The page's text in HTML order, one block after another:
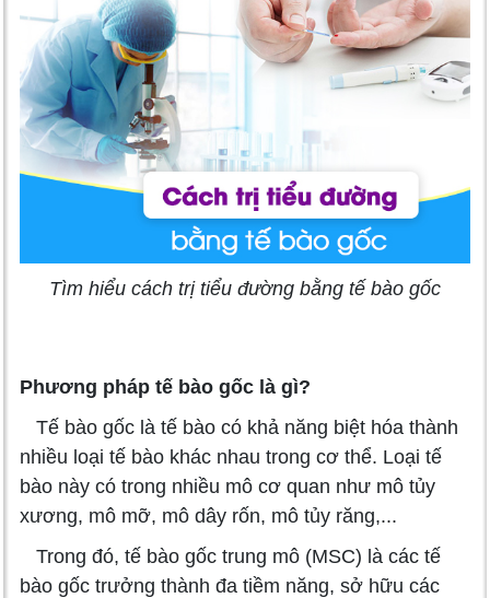
Tìm hiểu cách trị tiểu đường bằng tế bào gốc
Phương pháp tế bào gốc là gì?
Tế bào gốc là tế bào có khả năng biệt hóa thành
nhiều loại tế bào khác nhau trong cơ thể. Loại tế
bào này có trong nhiều mô cơ quan như mô tủy
xương, mô mỡ, mô dây rốn, mô tủy răng,...
Trong đó, tế bào gốc trung mô (MSC) là các tế
bào gốc trưởng thành đa tiềm năng, sở hữu các